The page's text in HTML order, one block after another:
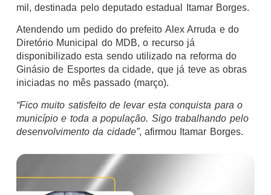
mil, destinada pelo deputado estadual Itamar Borges.
Atendendo um pedido do prefeito Alex Arruda e do
Diretório Municipal do MDB, o recurso já
disponibilizado esta sendo utilizado na reforma do
Ginásio de Esportes da cidade, que já teve as obras
iniciadas no mês passado (março).
“Fico muito satisfeito de levar esta conquista para o
município e toda a população. Sigo trabalhando pelo
desenvolvimento da cidade”, afirmou Itamar Borges.